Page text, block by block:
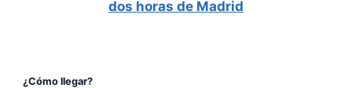
dos horas de Madrid
¿Cómo llegar?